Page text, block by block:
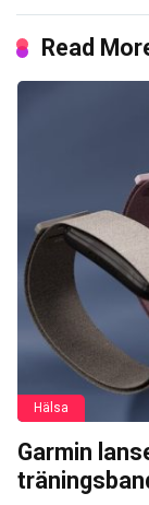
Read
Hälsa
Garmin